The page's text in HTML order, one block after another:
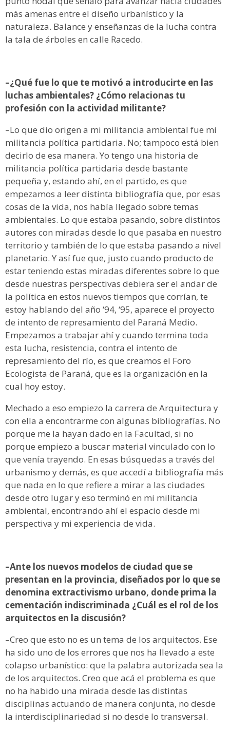
más amenas entre el diseño urbanístico y la
naturaleza. Balance y enseñanzas de la lucha contra
la tala de árboles en calle Racedo.
–¿Qué fue lo que te motivó a introducirte en las
luchas ambientales? ¿Cómo relacionas tu
profesión con la actividad militante?
–Lo que dio origen a mi militancia ambiental fue mi
militancia política partidaria. No; tampoco está bien
decirlo de esa manera. Yo tengo una historia de
militancia política partidaria desde bastante
pequeña y, estando ahí, en el partido, es que
empezamos a leer distinta bibliografía que, por esas
cosas de la vida, nos había llegado sobre temas
ambientales. Lo que estaba pasando, sobre distintos
autores con miradas desde lo que pasaba en nuestro
territorio y también de lo que estaba pasando a nivel
planetario. Y así fue que, justo cuando producto de
estar teniendo estas miradas diferentes sobre lo que
desde nuestras perspectivas debiera ser el andar de
la política en estos nuevos tiempos que corrían, te
estoy hablando del año ‘94, ‘95, aparece el proyecto
de intento de represamiento del Paraná Medio.
Empezamos a trabajar ahí y cuando termina toda
esta lucha, resistencia, contra el intento de
represamiento del río, es que creamos el Foro
Ecologista de Paraná, que es la organización en la
cual hoy estoy.
Mechado a eso empiezo la carrera de Arquitectura y
con ella a encontrarme con algunas bibliografías. No
porque me la hayan dado en la Facultad, si no
porque empiezo a buscar material vinculado con lo
que venía trayendo. En esas búsquedas a través del
urbanismo y demás, es que accedí a bibliografía más
que nada en lo que refiere a mirar a las ciudades
desde otro lugar y eso terminó en mi militancia
ambiental, encontrando ahí el espacio desde mi
perspectiva y mi experiencia de vida.
–Ante los nuevos modelos de ciudad que se
presentan en la provincia, diseñados por lo que se
denomina extractivismo urbano, donde prima la
cementación indiscriminada ¿Cuál es el rol de los
arquitectos en la discusión?
–Creo que esto no es un tema de los arquitectos. Ese
ha sido uno de los errores que nos ha llevado a este
colapso urbanístico: que la palabra autorizada sea la
de los arquitectos. Creo que acá el problema es que
no ha habido una mirada desde las distintas
disciplinas actuando de manera conjunta, no desde
la interdisciplinariedad si no desde lo transversal.